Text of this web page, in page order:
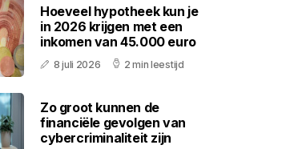
Hoeveel hypotheek kun je
in 2026 krijgen met een
inkomen van 45.000 euro
8 juli 2026 2 min leestijd
Zo groot kunnen de
financiële gevolgen van
cybercriminaliteit zijn